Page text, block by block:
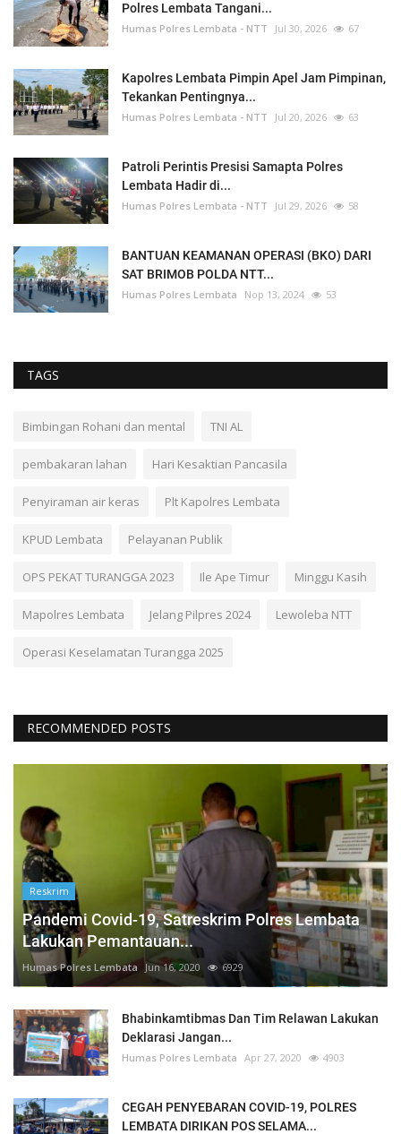
Polres Lembata Tangani...
Humas Polres Lembata - NTT Jul 30, 2026 67
Kapolres Lembata Pimpin Apel Jam Pimpinan,
Tekankan Pentingnya...
Humas Polres Lembata - NTT Jul 20, 2026 63
Patroli Perintis Presisi Samapta Polres
Lembata Hadir di...
Humas Polres Lembata - NTT Jul 29, 2026 58
BANTUAN KEAMANAN OPERASI (BKO) DARI
SAT BRIMOB POLDA NTT...
Humas Polres Lembata Nop 13, 2024 53
TAGS
Bimbingan Rohani dan mental TNI AL
pembakaran lahan Hari Kesaktian Pancasila
Penyiraman air keras Plt Kapolres Lembata
KPUD Lembata Pelayanan Publik
OPS PEKAT TURANGGA 2023 Ile Ape Timur Minggu Kasih
Mapolres Lembata Jelang Pilpres 2024 Lewoleba NTT
Operasi Keselamatan Turangga 2025
RECOMMENDED POSTS
Reskrim
Pandemi Covid-19, Satreskrim Polres Lembata
Lakukan Pemantauan...
Humas Polres Lembata Jun 16, 2020 6929
Bhabinkamtibmas Dan Tim Relawan Lakukan
Deklarasi Jangan...
Humas Polres Lembata Apr 27, 2020 4903
CEGAH PENYEBARAN COVID-19, POLRES
LEMBATA DIRIKAN POS SELAMA...